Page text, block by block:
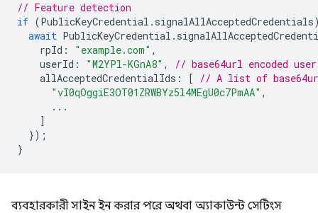
// Feature detection
if (PublicKeyCredential . signalAllAcceptedCredentials
await PublicKeyCredential .
rpId : "example.com" ,
userId : "M2YPl-KGnA8" ,
// base64url encoded
allAcceptedCredentialIds : [
// A list of
"vI0qOggiE3OT01ZRWBYz5l4MEgU0c7PmAA" ,
...
]
});
}
ব্যবহারকারী সাইন ইন করার পরে অথবা অ্যাকাউন্ট সেটিংস